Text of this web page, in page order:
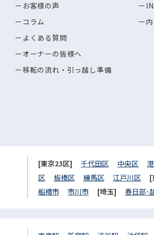
お客様の声
コラム
よくある質問
オーナーの皆様へ
移転の流れ・引っ越し準備
[東京23区] 千代田区 中央区
区
板橋区 練馬区 江戸川区 [
船橋市
市川市 [埼玉] 春日部･